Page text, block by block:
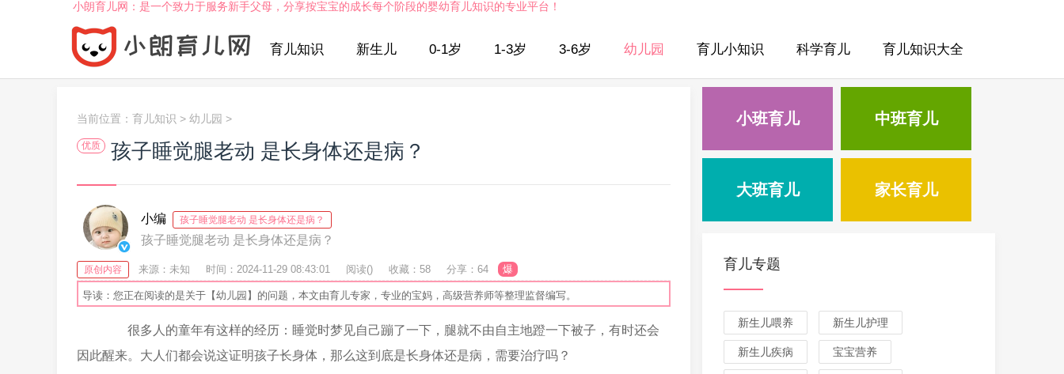
小朗育儿网：是一个致力于服务新手父母，分享按宝宝的成长每个阶段的婴幼育儿知识的专业平台！
育儿知识 新生儿 0-1岁 1-3岁 3-6岁 幼儿园 育儿小知识 科学育儿 育儿知识大全
当前位置： 育儿知识 > 幼儿园 >
优质 孩子睡觉腿老动 是长身体还是病？
小编 孩子睡觉腿老动 是长身体还是病？
孩子睡觉腿老动 是长身体还是病？
原创内容 来源：未知 时间：2024-11-29 08:43:01 阅读() 收藏：58 分享：64 爆
导读：您正在阅读的是关于【幼儿园】的问题，本文由育儿专家，专业的宝妈，高级营养师等整理监督编写。
很多人的童年有这样的经历：睡觉时梦见自己蹦了一下，腿就不由自主地蹬一下被子，有时还会
因此醒来。大人们都会说这证明孩子长身体，那么这到底是长身体还是病，需要治疗吗？
小班育儿 中班育儿
大班育儿 家长育儿
育儿专题
新生儿喂养 新生儿护理
新生儿疾病 宝宝营养